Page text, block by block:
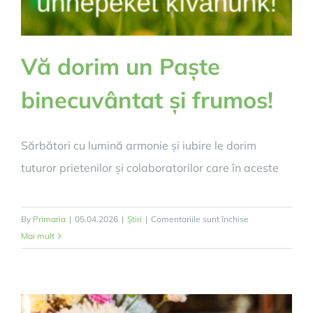
Vă dorim un Paște
binecuvântat și frumos!
Sărbători cu lumină armonie și iubire le dorim
tuturor prietenilor și colaboratorilor care în aceste
By Primaria | 05.04.2026 | Știri | Comentariile sunt închise
dorim
binecuvântat
Mai mult